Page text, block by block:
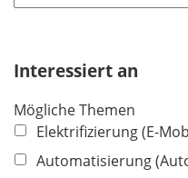
t
l
Interessiert an
Mögliche Themen
Elektrifizierung (E-
Automatisierung